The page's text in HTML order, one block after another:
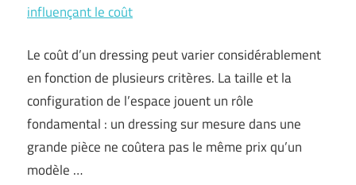
influençant le coût
Le coût d’un dressing peut varier considérablement
en fonction de plusieurs critères. La taille et la
configuration de l’espace jouent un rôle
fondamental : un dressing sur mesure dans une
grande pièce ne coûtera pas le même prix qu’un
modèle …